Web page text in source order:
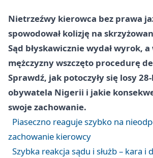
Nietrzeźwy kierowca bez prawa
spowodował kolizję na
Sąd błyskawicznie wydał wyrok, a
mężczyzny wszczęto procedurę
Sprawdź, jak potoczyły się losy
obywatela Nigerii i jakie
swoje zachowanie.
Piaseczno reaguje szybko na
zachowanie kierowcy
Szybka reakcja sądu i służb – kara i